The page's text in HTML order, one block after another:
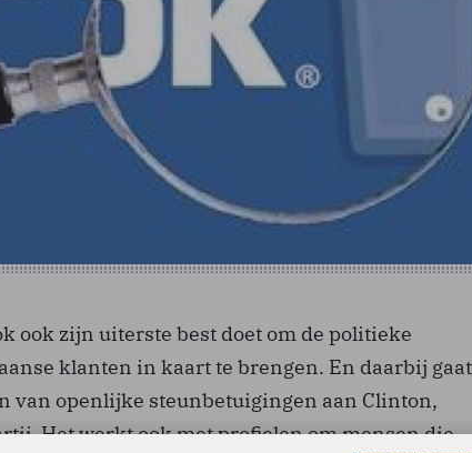
ook zijn uiterste best doet om de politieke
klanten in kaart te brengen. En daarbij gaat
van openlijke steunbetuigingen aan Clinton,
Het werkt ook met profielen om mensen die